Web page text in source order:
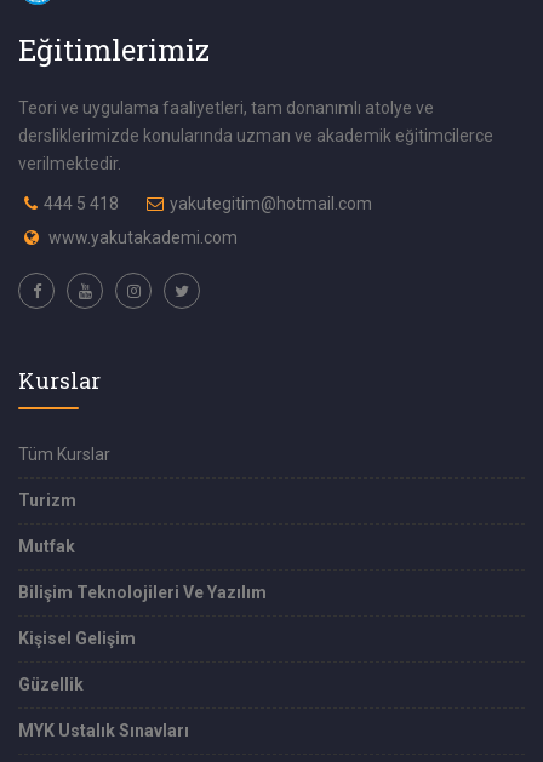
Eğitimlerimiz
Teori ve uygulama faaliyetleri, tam donanımlı atolye ve
dersliklerimizde konularında uzman ve akademik eğitimcilerce
verilmektedir.
444 5 418
yakutegitim@hotmail.com
www.yakutakademi.com
Kurslar
Tüm Kurslar
Turizm
Mutfak
Bilişim Teknolojileri Ve Yazılım
Kişisel Gelişim
Güzellik
MYK Ustalık Sınavları